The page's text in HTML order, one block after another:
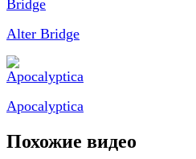
Alter Bridge
Apocalyptica
Похожие видео